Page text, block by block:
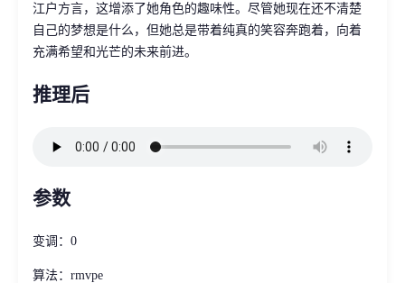
江户方言，这增添了她角色的趣味性。尽管她现在还不清楚
自己的梦想是什么，但她总是带着纯真的笑容奔跑着，向着
充满希望和光芒的未来前进。
推理后
参数
变调：0
算法：rmvpe